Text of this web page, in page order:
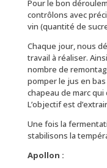
Pour le bon
contrôlons avec
vin (quantité de
Chaque jour, nous
travail à réaliser.
nombre de
pomper le jus en
chapeau de marc
L’objectif est
Une fois la
stabilisons la
Apollon :